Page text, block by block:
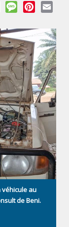
Viber MessagePinterest
au
de Beni.